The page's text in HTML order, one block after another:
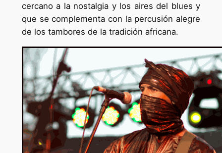
cercano a la nostalgia y los aires del blues y
que se complementa con la percusión alegre
de los tambores de la tradición africana.